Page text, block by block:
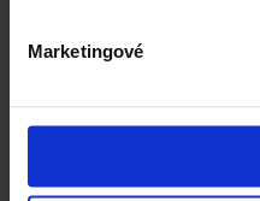
Marketingové